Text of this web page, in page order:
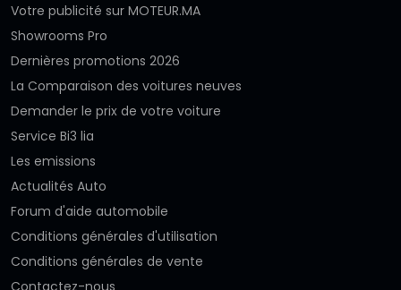
Votre publicité sur MOTEUR.MA
Showrooms Pro
Dernières promotions 2026
La Comparaison des voitures neuves
Demander le prix de votre voiture
Service Bi3 lia
Les emissions
Actualités Auto
Forum d'aide automobile
Conditions générales d'utilisation
Conditions générales de vente
Contactez-nous